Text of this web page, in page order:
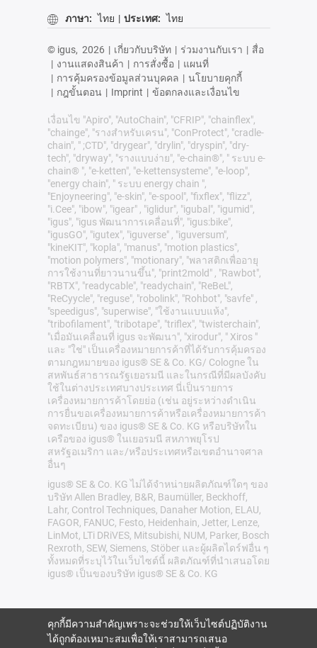
ภาษา: ไทย | ประเทศ: ไทย
© igus, 2026 | เกี่ยวกับบริษัท | ร่วมงานกับเรา | สื่อ
| งานแสดงสินค้า | การสั่งซื้อ | แผนที่
| การคุ้มครองข้อมูลส่วนบุคคล | นโยบายคุกกี้
| กฎขั้นตอน | Imprint | ข้อตกลงและเงื่อนไข
เงื่อนไข "Apiro", "AutoChain", "CFRIP", "chainflex",
"chainge", "รางสำหรับเครน", "ConProtect", "cradle-
chain", " ;CTD", "drygear", "drylin", "dryspin", "dry-
tech", "dryway", "รางแบบง่าย", "e-chain®", " ระบบ e-
chain® ", "e-ketten", "e-kettensysteme", "e-loop",
"energy chain", " ระบบ energy chain ",
"Enjoyneering", "e-skin", "e-spool", "fixflex", "flizz",
"i.Cee", "ibow", "igear" , "iglidur", "igubal", "igumid",
"igus", "igus พัฒนาการเคลื่อนที่", "igus:bike",
"igusGO", "igutex", "iguverse" , "iguversum",
"kineKIT", "kopla", "manus", "motion plastics",
"motion polymers", "motionary", "พลาสติกเพื่ออายุ
การใช้งานที่ยาวนานขึ้น", "print2mold" , "Rawbot",
"RBTX", "readycable", "readychain", "ReBeL",
"ReCyycle", "reguse", "robolink", "Rohbot", "savfe" ,
"speedigus", "superwise", "ใช้งานแบบแห้ง",
"tribofilament", "tribotape", "triflex", "twisterchain",
"เมื่อมันเคลื่อนที่ igus จะพัฒนา", "xirodur", " Xiros "
และ "ใช่" เป็นเครื่องหมายการค้าที่ได้รับการคุ้มครอง
ตามกฎหมายของ igus® SE & Co. KG/ Cologne ใน
สหพันธ์สาธารณรัฐเยอรมนี และในกรณีที่มีผลบังคับ
ใช้ในต่างประเทศบางประเทศ นี่เป็นรายการ
เครื่องหมายการค้าโดยย่อ (เช่น อยู่ระหว่างดำเนิน
การยื่นขอเครื่องหมายการค้าหรือเครื่องหมายการค้า
จดทะเบียน) ของ igus® SE & Co. KG หรือบริษัทใน
เครือของ igus® ในเยอรมนี สหภาพยุโรป
สหรัฐอเมริกา และ/หรือประเทศหรือเขตอำนาจศาล
อื่นๆ
igus® SE & Co. KG ไม่ได้จำหน่ายผลิตภัณฑ์ใดๆ ของ
บริษัท Allen Bradley, B&R, Baumüller, Beckhoff,
Lahr, Control Techniques, Danaher Motion, ELAU,
FAGOR, FANUC, Festo, Heidenhain, Jetter, Lenze,
LinMot, LTi DRiVES, Mitsubishi, NUM, Parker, Bosch
Rexroth, SEW, Siemens, Stöber และผู้ผลิตไดร์ฟอื่น ๆ
ทั้งหมดที่ระบุไว้ในเว็บไซต์นี้ ผลิตภัณฑ์ที่นำเสนอโดย
igus® เป็นของบริษัท igus® SE & Co. KG
คุกกี้มีความสำคัญเพราะจะช่วยให้เว็บไซต์ปฏิบัติงาน
ได้ถูกต้องเหมาะสมเพื่อให้เราสามารถเสนอ